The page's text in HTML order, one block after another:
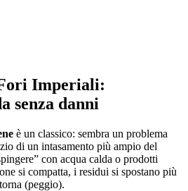
Imperiali:
senza danni
è un classico: sembra un problema
di un intasamento più ampio del
con acqua calda o prodotti
si compatta, i residui si spostano più
(peggio).